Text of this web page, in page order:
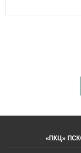
«ПКЦ»